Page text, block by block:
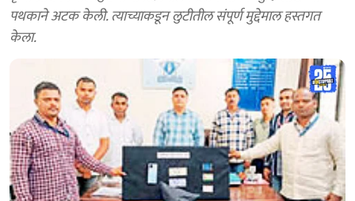
पथकाने अटक केली. त्याच्याकडून लुटीतील संपूर्ण मुद्देमाल हस्तगत
केला.